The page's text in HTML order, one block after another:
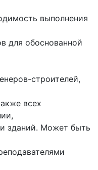
выполнения
обоснованной
строителей,
Может быть